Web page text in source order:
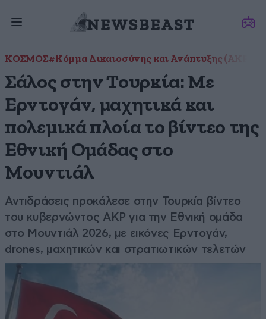
ΚΟΣΜΟΣ#Κόμμα Δικαιοσύνης και Ανάπτυξης (AKP)
Σάλος στην Τουρκία: Με
Ερντογάν, μαχητικά και
πολεμικά πλοία το βίντεο της
Εθνική Ομάδας στο
Μουντιάλ
Αντιδράσεις προκάλεσε στην Τουρκία βίντεο
του κυβερνώντος AKP για την Εθνική ομάδα
στο Μουντιάλ 2026, με εικόνες Ερντογάν,
drones, μαχητικών και στρατιωτικών τελετών